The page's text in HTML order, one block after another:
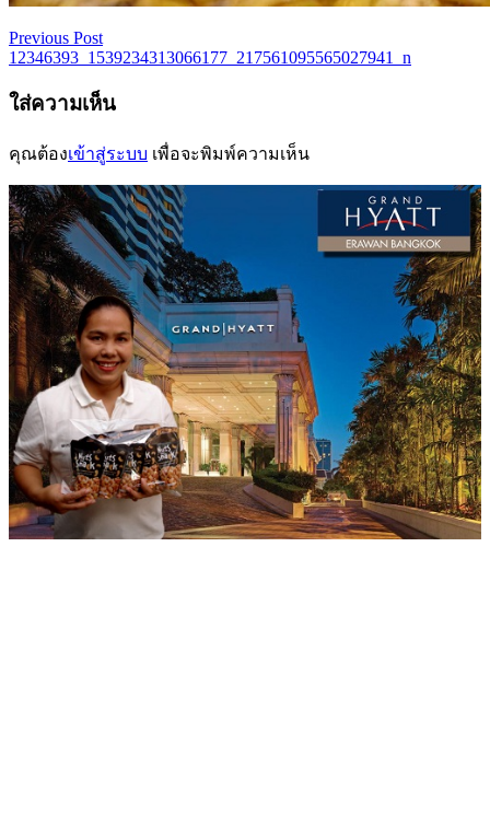
เมนู
นำทาง
Previous Post
12346393_1539234313066177_217561095565027941_n
ใส่ความเห็น
คุณต้องเข้าสู่ระบบ เพื่อจะพิมพ์ความเห็น